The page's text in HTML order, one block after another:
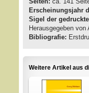
Erscheinungsjahr
Sigel der
Herausgegeben von
Bibliografie:
Weitere Artikel aus